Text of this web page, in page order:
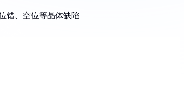
错、空位等晶体缺陷